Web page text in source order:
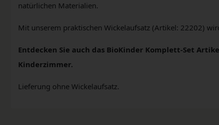
natürlichen Materialien.
Mit unserem praktischen Wickelaufsatz (Artikel: 22202)
Entdecken Sie auch das BioKinder Komplett-Set
Kinderzimmer.
Lieferung ohne Wickelaufsatz.